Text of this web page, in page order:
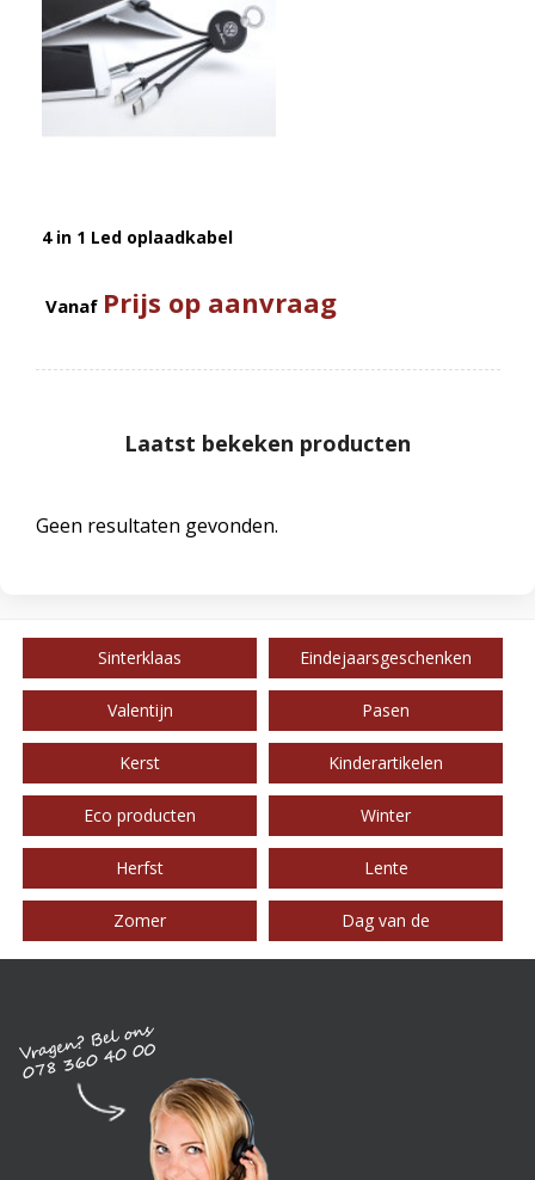
4 in 1 Led oplaadkabel
Vanaf Prijs op aanvraag
Laatst bekeken producten
Geen resultaten gevonden.
Sinterklaas Eindejaarsgeschenken
Valentijn Pasen
Kerst Kinderartikelen
Eco producten Winter
Herfst Lente
Zomer Dag van de